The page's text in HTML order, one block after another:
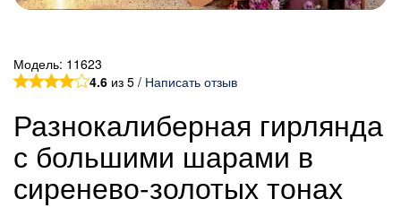
Модель: 11623
4.6 из 5 / Написать отзыв
Разнокалиберная гирлянда
с большими шарами в
сиренево-золотых тонах